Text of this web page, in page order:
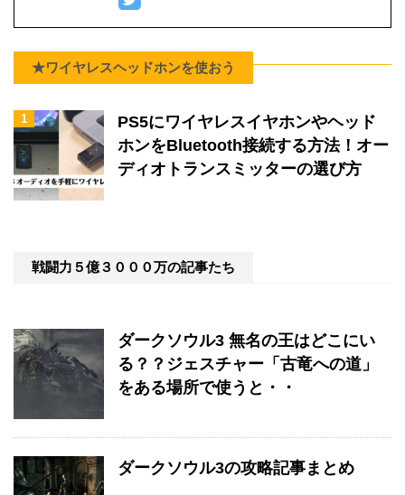
★ワイヤレスヘッドホンを使おう
1
PS5にワイヤレスイヤホンやヘッド
ホンをBluetooth接続する方法！オー
ディオトランスミッターの選び方
戦闘力５億３０００万の記事たち
ダークソウル3 無名の王はどこにい
る？？ジェスチャー「古竜への道」
をある場所で使うと・・
ダークソウル3の攻略記事まとめ